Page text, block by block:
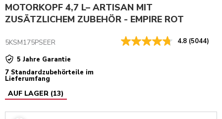
MOTORKOPF 4,7 L– ARTISAN MIT
ZUSÄTZLICHEM ZUBEHÖR - EMPIRE ROT
5KSM175PSEER 4.8 (5044)
5 Jahre Garantie
7 Standardzubehörteile im
Lieferumfang
AUF LAGER (13)